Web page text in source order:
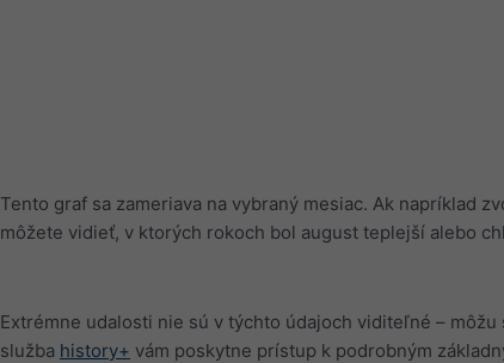
Tento graf sa zameriava na vybraný mesiac. Ak napríklad
môžete vidieť, v ktorých rokoch bol august teplejší alebo
Extrémne udalosti nie sú v týchto údajoch viditeľné –
služba history+ vám poskytne prístup k podrobným